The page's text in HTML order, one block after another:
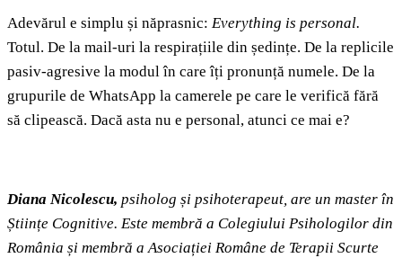
Adevărul e simplu și năprasnic: Everything is personal.
Totul. De la mail-uri la respirațiile din ședințe. De la replicile
pasiv-agresive la modul în care îți pronunță numele. De la
grupurile de WhatsApp la camerele pe care le verifică fără
să clipească. Dacă asta nu e personal, atunci ce mai e?
Diana Nicolescu, psiholog și psihoterapeut, are un master în
Științe Cognitive. Este membră a Colegiului Psihologilor din
România și membră a Asociației Române de Terapii Scurte